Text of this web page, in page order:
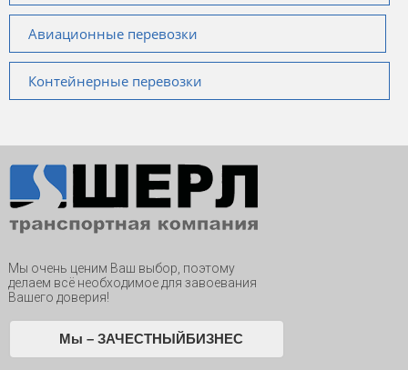
Авиационные перевозки
Контейнерные перевозки
Мы очень ценим Ваш выбор, поэтому
делаем всё необходимое для завоевания
Вашего доверия!
Мы – ЗАЧЕСТНЫЙБИЗНЕС